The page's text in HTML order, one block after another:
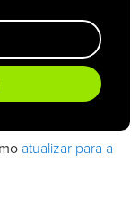
atualizar para a